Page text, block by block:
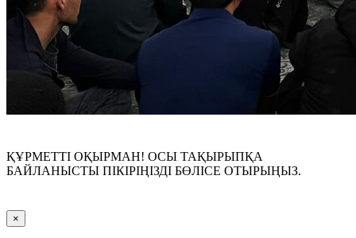
ҚҰРМЕТТІ ОҚЫРМАН! ОСЫ ТАҚЫРЫПҚА
БАЙЛАНЫСТЫ ПІКІРІҢІЗДІ БӨЛІСЕ ОТЫРЫҢЫЗ.
×